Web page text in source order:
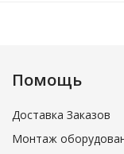
Помощь
Доставка Заказов
Монтаж